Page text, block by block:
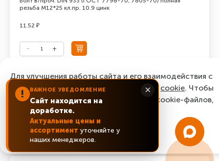
резьба М12*25 кл.пр. 10.9 цинк
11.52 ₽
Болт в/проч. DIN 933 (ГОСТ 7798-70, 7805-70) полная
резьба М12*30 кл.пр. 10.9 цинк
Артикул: 933-12*30/109 Ед. изм. шт.
11.12 ₽
! ВАЖНОЕ УВЕДОМЛЕНИЕ
Сайт находится на
доработке.
Актуальные цены и
ассортимент уточняйте у
наших менеджеров.
×
Для улучшения работы сайта и его взаимодействия с
пользователями мы используем файлы cookie. Чтобы
согласиться с нашим использованием cookie-файлов,
нажмите “Ок, понятно!”
ОК, понятно!